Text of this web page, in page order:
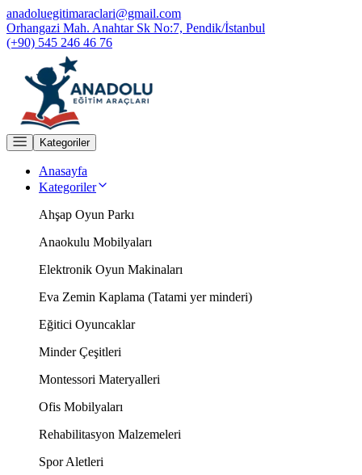
anadoluegitimaraclari@gmail.com
Orhangazi Mah. Anahtar Sk No:7, Pendik/İstanbul
(+90) 545 246 46 76
Kategoriler
Anasayfa
Kategoriler
Ahşap Oyun Parkı
Anaokulu Mobilyaları
Elektronik Oyun Makinaları
Eva Zemin Kaplama (Tatami yer minderi)
Eğitici Oyuncaklar
Minder Çeşitleri
Montessori Materyalleri
Ofis Mobilyaları
Rehabilitasyon Malzemeleri
Spor Aletleri